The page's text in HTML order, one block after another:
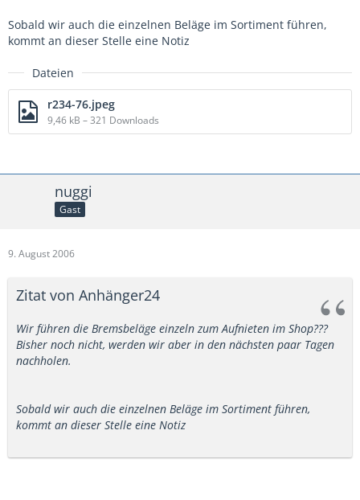
Sobald wir auch die einzelnen Beläge im Sortiment führen,
kommt an dieser Stelle eine Notiz
Dateien
r234-76.jpeg
9,46 kB – 321 Downloads
nuggi
Gast
9. August 2006
Zitat von Anhänger24
Wir führen die Bremsbeläge einzeln zum Aufnieten im Shop???
Bisher noch nicht, werden wir aber in den nächsten paar Tagen
nachholen.
Sobald wir auch die einzelnen Beläge im Sortiment führen,
kommt an dieser Stelle eine Notiz